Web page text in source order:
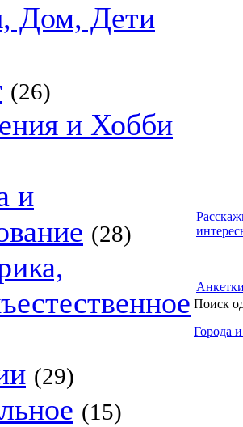
Дом, Дети
(26)
и Хобби
и
(28)
(29)
(15)
Поиск
Города